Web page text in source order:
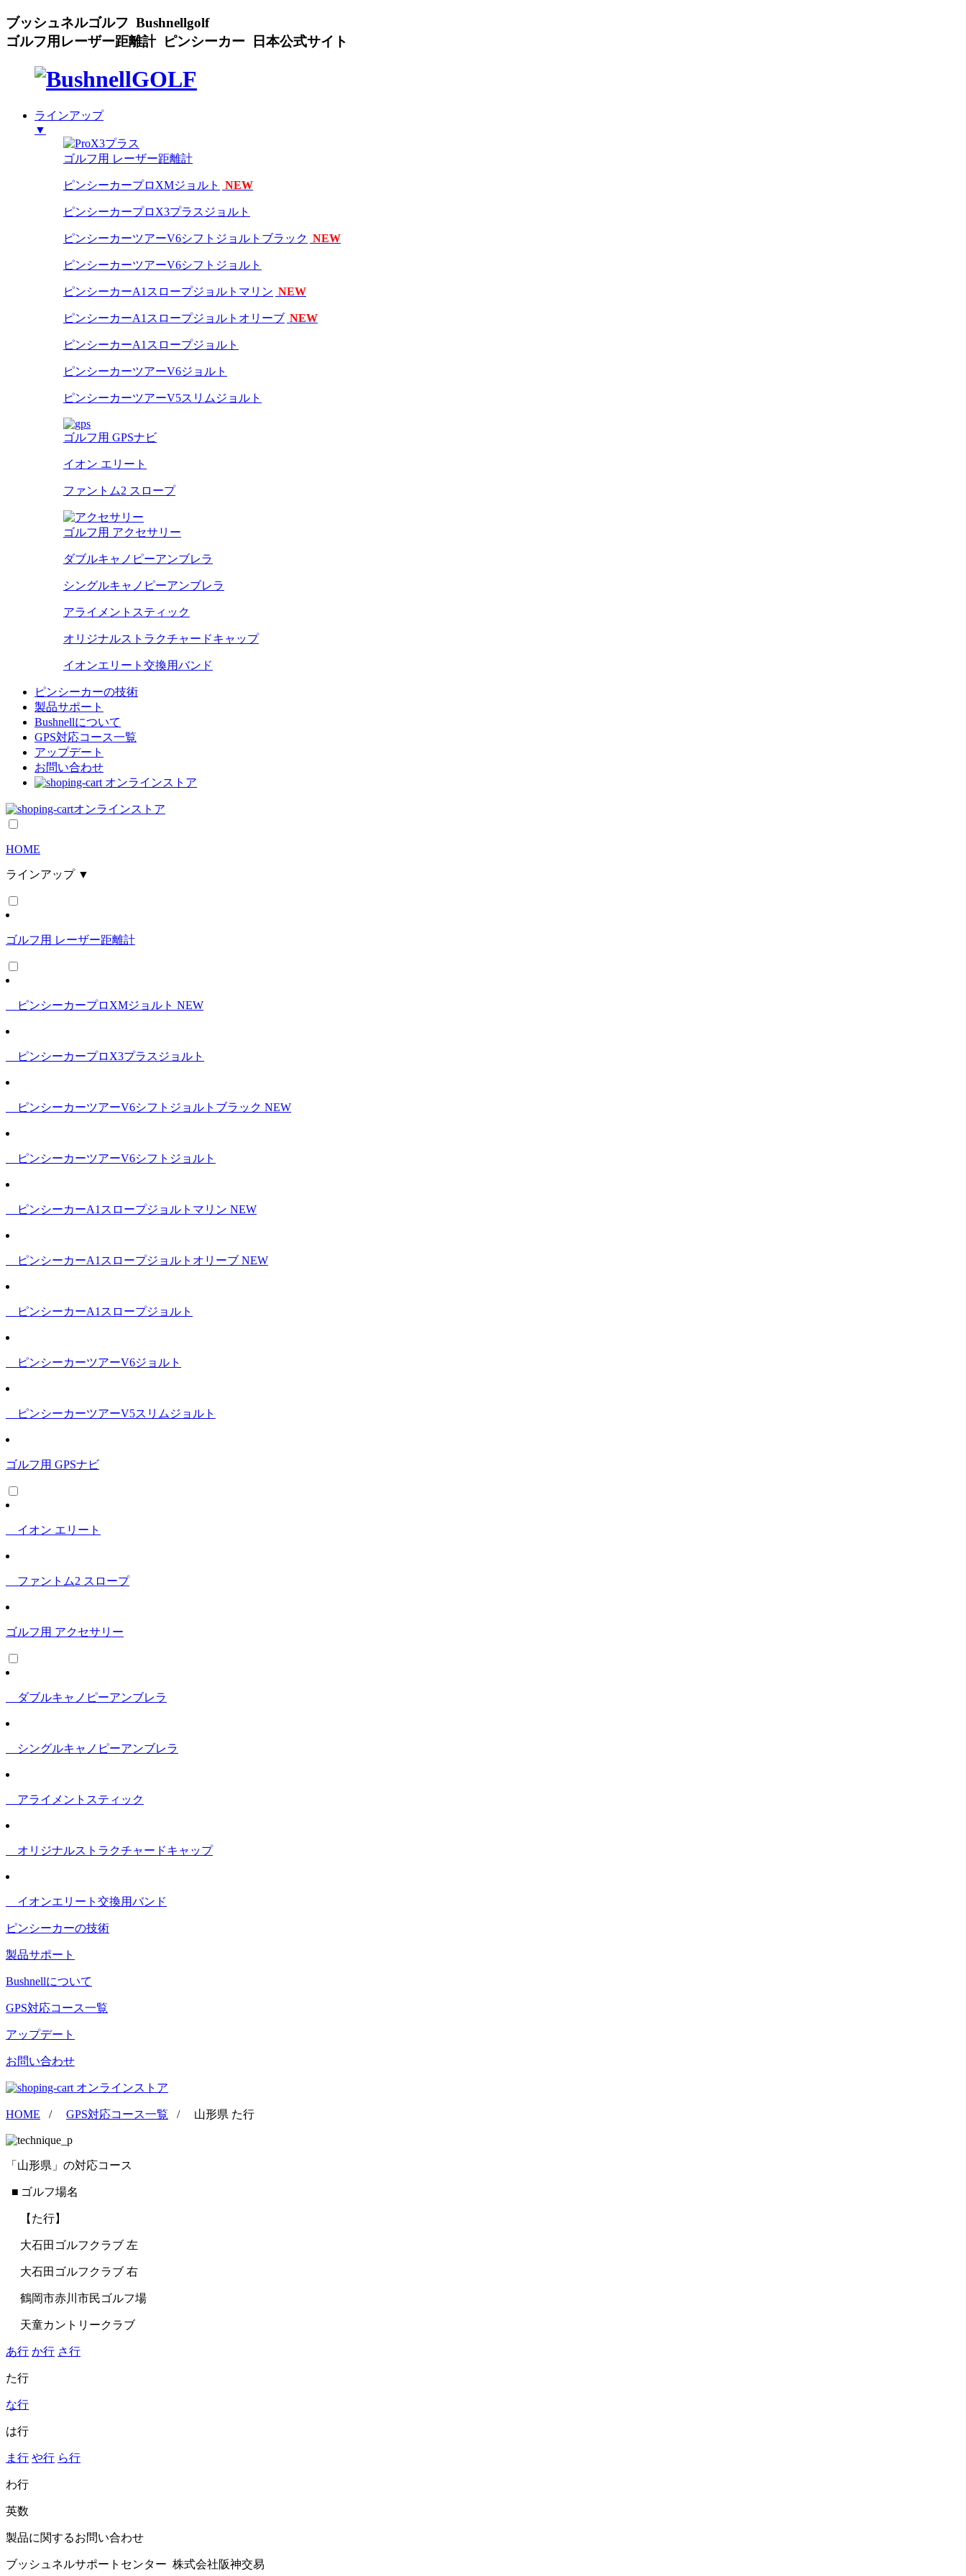
ブッシュネルゴルフ Bushnellgolf
ゴルフ用レーザー距離計 ピンシーカー 日本公式サイト
ラインアップ
▼
ゴルフ用 レーザー距離計
ピンシーカープロXMジョルト NEW
ピンシーカープロX3プラスジョルト
ピンシーカーツアーV6シフトジョルトブラック NEW
ピンシーカーツアーV6シフトジョルト
ピンシーカーA1スロープジョルトマリン NEW
ピンシーカーA1スロープジョルトオリーブ NEW
ピンシーカーA1スロープジョルト
ピンシーカーツアーV6ジョルト
ピンシーカーツアーV5スリムジョルト
ゴルフ用 GPSナビ
イオン エリート
ファントム2 スロープ
ゴルフ用 アクセサリー
ダブルキャノピーアンブレラ
シングルキャノピーアンブレラ
アライメントスティック
オリジナルストラクチャードキャップ
イオンエリート交換用バンド
ピンシーカーの技術
製品サポート
Bushnellについて
GPS対応コース一覧
アップデート
お問い合わせ
オンラインストア
オンラインストア
HOME
ラインアップ ▼
ゴルフ用 レーザー距離計
ピンシーカープロXMジョルト NEW
ピンシーカープロX3プラスジョルト
ピンシーカーツアーV6シフトジョルトブラック NEW
ピンシーカーツアーV6シフトジョルト
ピンシーカーA1スロープジョルトマリン NEW
ピンシーカーA1スロープジョルトオリーブ NEW
ピンシーカーA1スロープジョルト
ピンシーカーツアーV6ジョルト
ピンシーカーツアーV5スリムジョルト
ゴルフ用 GPSナビ
イオン エリート
ファントム2 スロープ
ゴルフ用 アクセサリー
ダブルキャノピーアンブレラ
シングルキャノピーアンブレラ
アライメントスティック
オリジナルストラクチャードキャップ
イオンエリート交換用バンド
ピンシーカーの技術
製品サポート
Bushnellについて
GPS対応コース一覧
アップデート
お問い合わせ
オンラインストア
HOME / GPS対応コース一覧 / 山形県 た行
「山形県」の対応コース
■ ゴルフ場名
【た行】
大石田ゴルフクラブ 左
大石田ゴルフクラブ 右
鶴岡市赤川市民ゴルフ場
天童カントリークラブ
あ行 か行 さ行
た行
な行
は行
ま行 や行 ら行
わ行
英数
製品に関するお問い合わせ
ブッシュネルサポートセンター 株式会社阪神交易